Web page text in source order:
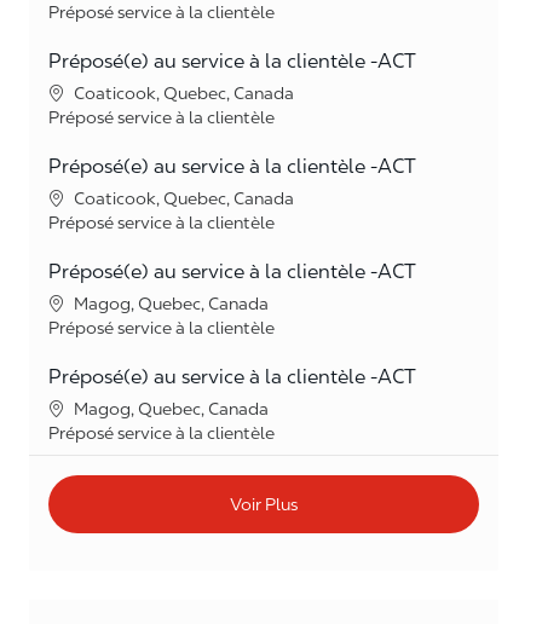
Catégorie
Préposé service à la clientèle
Préposé(e) au service à la clientèle -ACT
LieuCoaticook, Quebec, Canada
Catégorie
Préposé service à la clientèle
Préposé(e) au service à la clientèle -ACT
LieuCoaticook, Quebec, Canada
Catégorie
Préposé service à la clientèle
Préposé(e) au service à la clientèle -ACT
LieuMagog, Quebec, Canada
Catégorie
Préposé service à la clientèle
Préposé(e) au service à la clientèle -ACT
LieuMagog, Quebec, Canada
Catégorie
Préposé service à la clientèle
Voir Plus